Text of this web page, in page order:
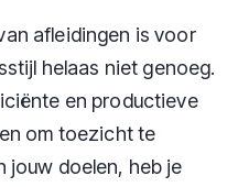
afleidingen is voor
helaas niet genoeg.
en productieve
om toezicht te
jouw doelen, heb je